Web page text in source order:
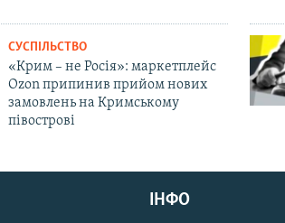
СУСПІЛЬСТВО
«Крим – не Росія»: маркетплейс
Ozon припинив прийом нових
замовлень на Кримському
півострові
ІНФО